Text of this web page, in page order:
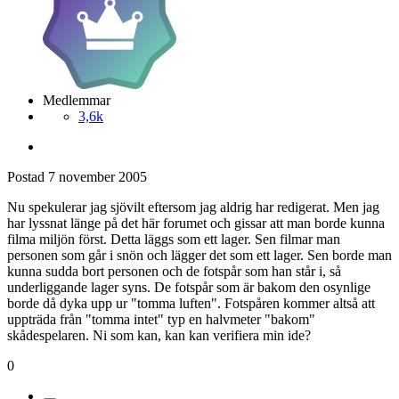
Medlemmar
3,6k
Postad 7 november 2005
Nu spekulerar jag sjövilt eftersom jag aldrig har redigerat. Men jag
har lyssnat länge på det här forumet och gissar att man borde kunna
filma miljön först. Detta läggs som ett lager. Sen filmar man
personen som går i snön och lägger det som ett lager. Sen borde man
kunna sudda bort personen och de fotspår som han står i, så
underliggande lager syns. De fotspår som är bakom den osynlige
borde då dyka upp ur "tomma luften". Fotspåren kommer altså att
uppträda från "tomma intet" typ en halvmeter "bakom"
skådespelaren. Ni som kan, kan kan verifiera min ide?
0